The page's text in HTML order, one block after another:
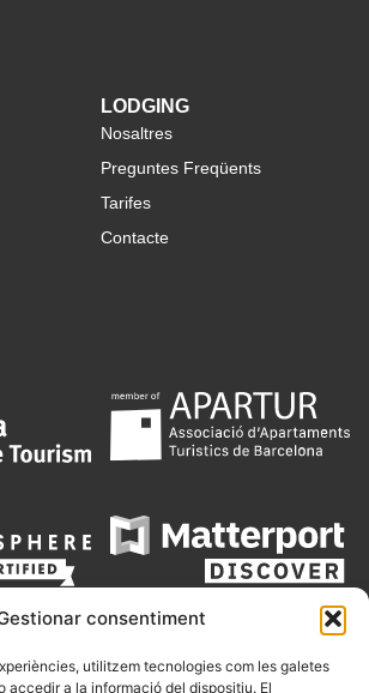
consentiment
utilitzem tecnologies com les galetes
accedir a la informació del dispositiu. El
LODGING
Nosaltres
Preguntes Freqüents
Tarifes
Contacte